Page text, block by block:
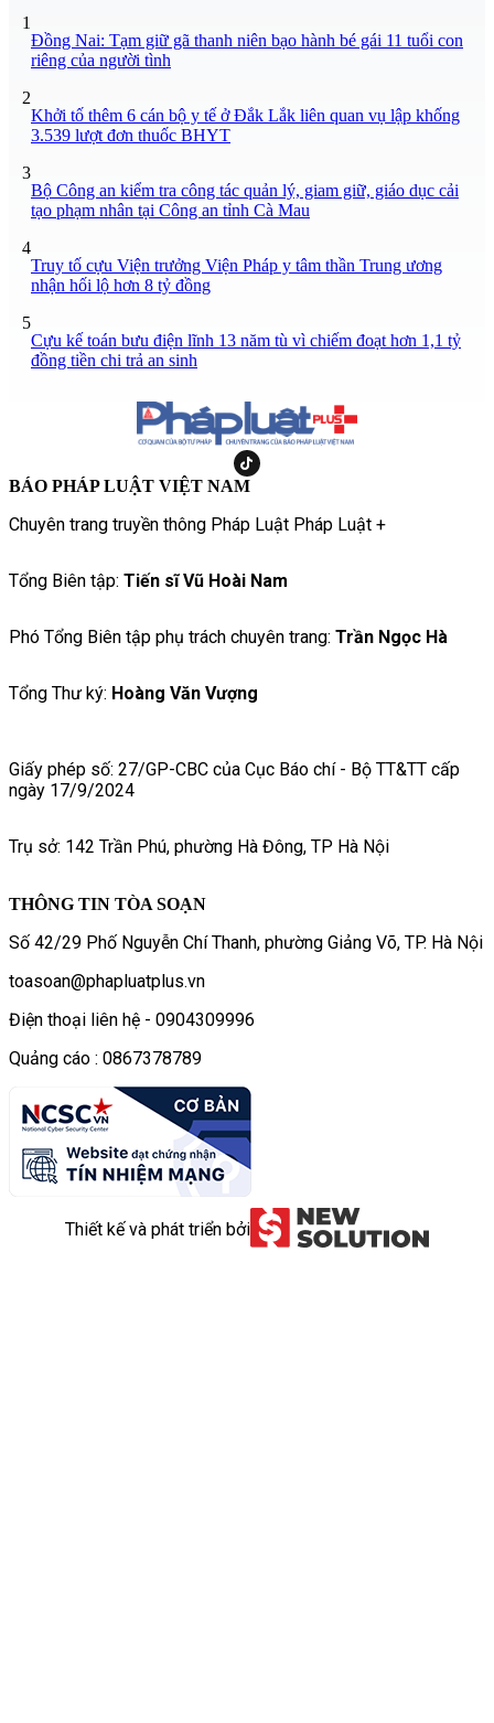
1
Đồng Nai: Tạm giữ gã thanh niên bạo hành bé gái 11 tuổi con
riêng của người tình
2
Khởi tố thêm 6 cán bộ y tế ở Đắk Lắk liên quan vụ lập khống
3.539 lượt đơn thuốc BHYT
3
Bộ Công an kiểm tra công tác quản lý, giam giữ, giáo dục cải
tạo phạm nhân tại Công an tỉnh Cà Mau
4
Truy tố cựu Viện trưởng Viện Pháp y tâm thần Trung ương
nhận hối lộ hơn 8 tỷ đồng
5
Cựu kế toán bưu điện lĩnh 13 năm tù vì chiếm đoạt hơn 1,1 tỷ
đồng tiền chi trả an sinh
BÁO PHÁP LUẬT VIỆT NAM
Chuyên trang truyền thông Pháp Luật Pháp Luật +
Tổng Biên tập: Tiến sĩ Vũ Hoài Nam
Phó Tổng Biên tập phụ trách chuyên trang: Trần Ngọc Hà
Tổng Thư ký: Hoàng Văn Vượng
Giấy phép số: 27/GP-CBC của Cục Báo chí - Bộ TT&TT cấp
ngày 17/9/2024
Trụ sở: 142 Trần Phú, phường Hà Đông, TP Hà Nội
THÔNG TIN TÒA SOẠN
Số 42/29 Phố Nguyễn Chí Thanh, phường Giảng Võ, TP. Hà Nội
toasoan@phapluatplus.vn
Điện thoại liên hệ - 0904309996
Quảng cáo : 0867378789
Thiết kế và phát triển bởi